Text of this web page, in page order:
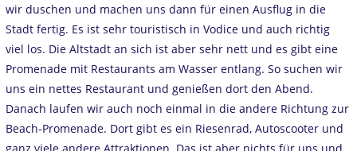
wir duschen und machen uns dann für einen Ausflug in die
Stadt fertig. Es ist sehr touristisch in Vodice und auch richtig
viel los. Die Altstadt an sich ist aber sehr nett und es gibt eine
Promenade mit Restaurants am Wasser entlang. So suchen wir
uns ein nettes Restaurant und genießen dort den Abend.
Danach laufen wir auch noch einmal in die andere Richtung zur
Beach-Promenade. Dort gibt es ein Riesenrad, Autoscooter und
ganz viele andere Attraktionen. Das ist aber nichts für uns und